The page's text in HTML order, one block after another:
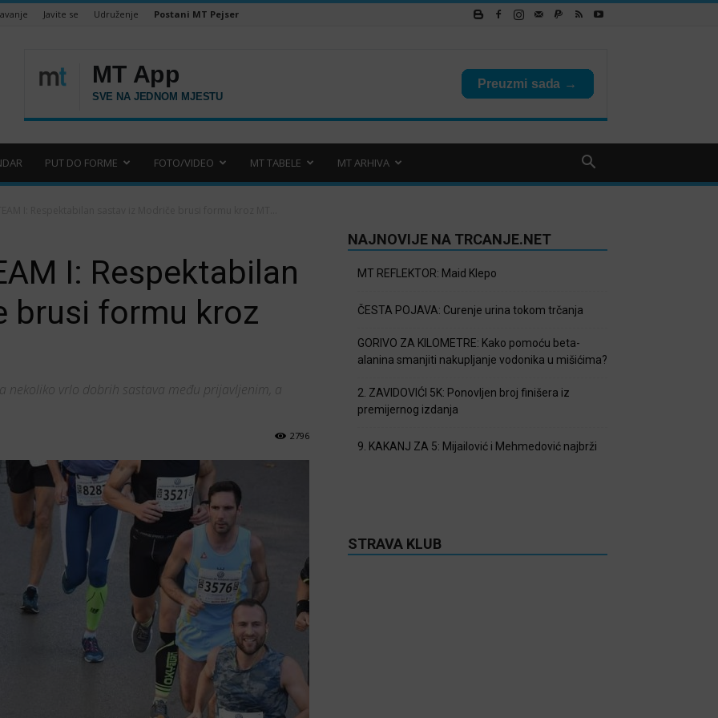
Javite se Udruženje Postani MT Pejser
PUT DO FORME FOTO/VIDEO MT TABELE MT ARHIVA
I: Respektabilan
brusi formu kroz
nekoliko vrlo dobrih sastava među prijavljenim, a
2796
NAJNOVIJE NA TRCANJE.NET
MT REFLEKTOR: Maid Klepo
ČESTA POJAVA: Curenje urina tokom trčanja
GORIVO ZA KILOMETRE: Kako pomoću beta-
alanina smanjiti nakupljanje vodonika u mišićima?
2. ZAVIDOVIĆI 5K: Ponovljen broj finišera iz
premijernog izdanja
9. KAKANJ ZA 5: Mijailović i Mehmedović najbrži
STRAVA KLUB